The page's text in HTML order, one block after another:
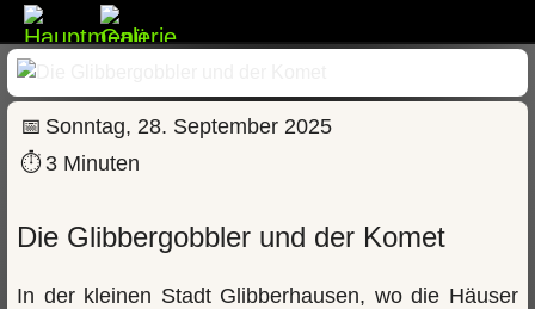
📅 Sonntag, 28. September 2025
⏱ 3 Minuten
Die Glibbergobbler und der Komet
In der kleinen Stadt Glibberhausen, wo die Häuser